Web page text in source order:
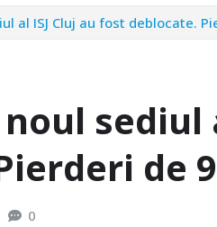
al ISJ Cluj au fost deblocate.
sediul
de
0